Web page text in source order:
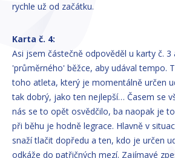
rychle už od začátku.
Karta č. 4:
Asi jsem částečně odpověděl u karty č. 3
'průměrného' běžce, aby udával tempo.
toho atleta, který je momentálně určen
tak dobrý, jako ten nejlepší… Časem se
nás se to opět osvědčilo, ba naopak je
při běhu je hodně legrace. Hlavně v
snaží tlačit dopředu a ten, kdo je určen
odkáže do patřičných mezí. Zajímavé